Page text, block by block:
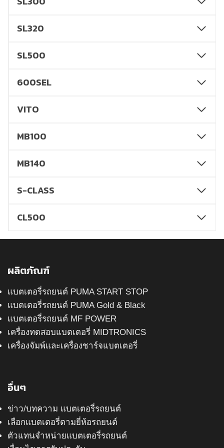
SL320
SL500
600SEL
VITO
MB100
MB140
S-CLASS
CL500
ผลิตภัณฑ์
แบตเตอรี่รถยนต์ PUMA START STOP
แบตเตอรี่รถยนต์ PUMA Gold & Black
แบตเตอรี่รถยนต์ MF POWER
เครื่องทดสอบแบตเตอรี่ MIDTRONICS
เครื่องจัมพ์และเครื่องชาร์จแบตเตอรี่
อื่นๆ
ข่าว/บทความ แบตเตอรี่รถยนต์
เลือกแบตเตอรี่ตามยี่ห้อรถยนต์
ตัวแทนจำหน่ายแบตเตอรี่รถยนต์